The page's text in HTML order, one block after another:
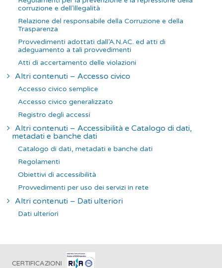
corruzione e dell’illegalità
Relazione del responsabile della Corruzione e della
Trasparenza
Provvedimenti adottati dall’A.N.AC. ed atti di
adeguamento a tali provvedimenti
Atti di accertamento delle violazioni
Altri contenuti – Accesso civico
Accesso civico semplice
Accesso civico generalizzato
Registro degli accessi
Altri contenuti – Accessibilità e Catalogo di dati,
metadati e banche dati
Catalogo di dati, metadati e banche dati
Regolamenti
Obiettivi di accessibilità
Provvedimenti per uso dei servizi in rete
Altri contenuti – Dati ulteriori
Dati ulteriori
CERTIFICAZIONI